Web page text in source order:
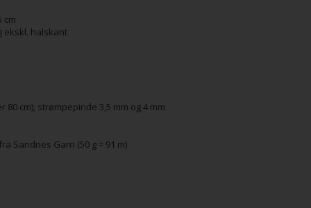
cm
ekskl. halskant
80 cm), strømpepinde 3,5 mm og 4 mm
Sandnes Garn (50 g = 91 m)